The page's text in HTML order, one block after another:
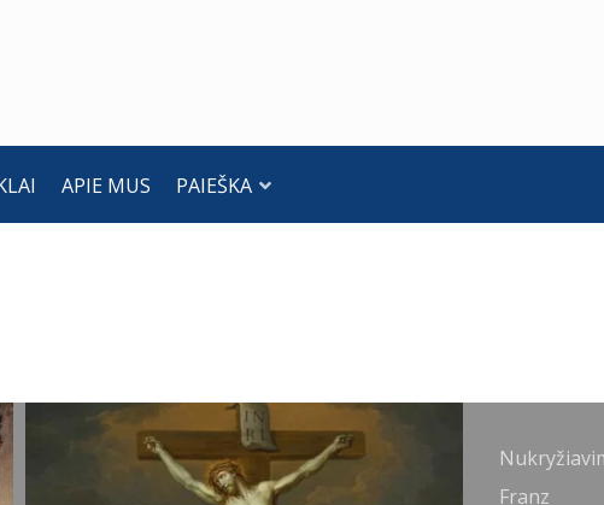
APIE MUS PAIEŠKA
Nukryžiavimas.
Franz